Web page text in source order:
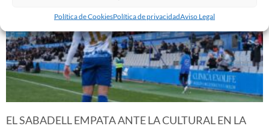
Política de CookiesPolítica de privacidadAviso Legal
EL SABADELL EMPATA ANTE LA CULTURAL EN LA